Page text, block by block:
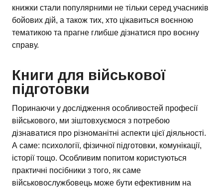
книжки стали популярними не тільки серед учасників
бойових дій, а також тих, хто цікавиться воєнною
тематикою та прагне глибше дізнатися про воєнну
справу.
Книги для військової
підготовки
Поринаючи у дослідження особливостей професії
військового, ми зіштовхуємося з потребою
дізнаватися про різноманітні аспекти цієї діяльності.
А саме: психології, фізичної підготовки, комунікації,
історії тощо. Особливим попитом користуються
практичні посібники з того, як саме
військовослужбовець може бути ефективним на